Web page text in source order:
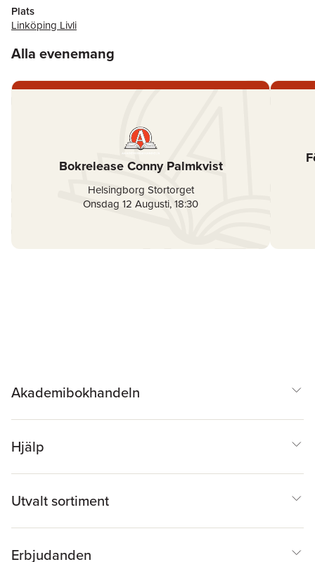
Plats
Linköping Livli
Alla evenemang
Bokrelease Conny Palmkvist
Helsingborg Stortorget
Onsdag 12 Augusti,18:30
Akademibokhandeln
Hjälp
Utvalt sortiment
Erbjudanden